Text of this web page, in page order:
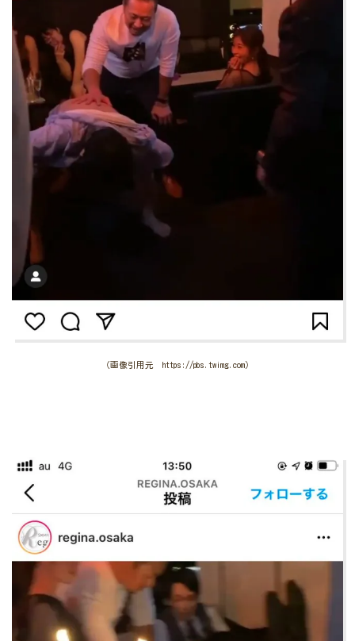
（画像引用元 https://pbs.twimg.com）